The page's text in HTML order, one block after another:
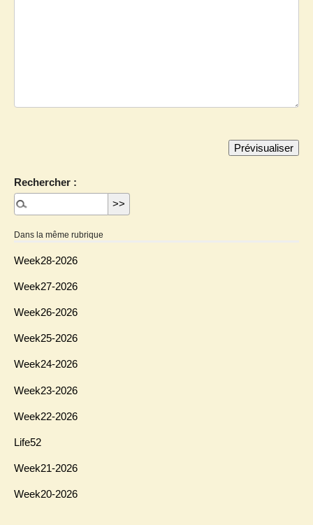
Rechercher :
Dans la même rubrique
Week28-2026
Week27-2026
Week26-2026
Week25-2026
Week24-2026
Week23-2026
Week22-2026
Life52
Week21-2026
Week20-2026